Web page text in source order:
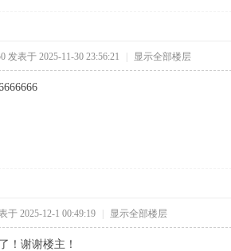
发表于 2025-11-30 23:56:21 显示全部楼层
于 2025-12-1 00:49:19 显示全部楼层
！谢谢楼主！